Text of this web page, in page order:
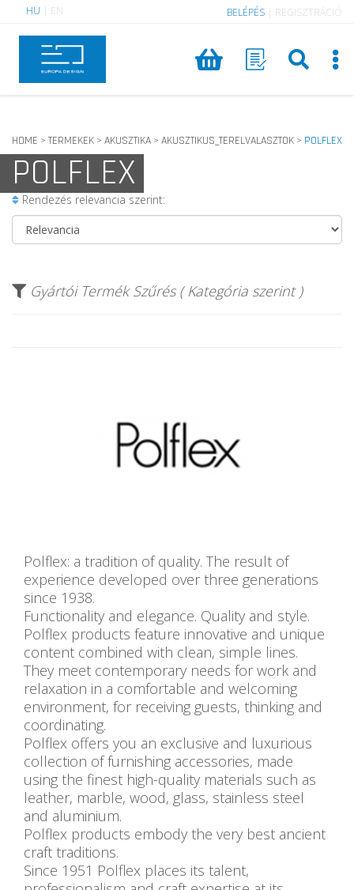
HU EN BELÉPÉS REGISZTRÁCIÓ
HOME > TERMEKEK > AKUSZTIKA > AKUSZTIKUS_TERELVALASZTOK > POLFLEX
POLFLEX
Rendezés relevancia szerint:
Gyártói Termék Szűrés ( Kategória szerint )
Polflex: a tradition of quality. The result of
experience developed over three generations
since 1938.
Functionality and elegance. Quality and style.
Polflex products feature innovative and unique
content combined with clean, simple lines.
They meet contemporary needs for work and
relaxation in a comfortable and welcoming
environment, for receiving guests, thinking and
coordinating.
Polflex offers you an exclusive and luxurious
collection of furnishing accessories, made
using the finest high-quality materials such as
leather, marble, wood, glass, stainless steel
and aluminium.
Polflex products embody the very best ancient
craft traditions.
Since 1951 Polflex places its talent,